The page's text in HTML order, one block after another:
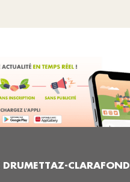
DRUMETTAZ-CLARAFOND